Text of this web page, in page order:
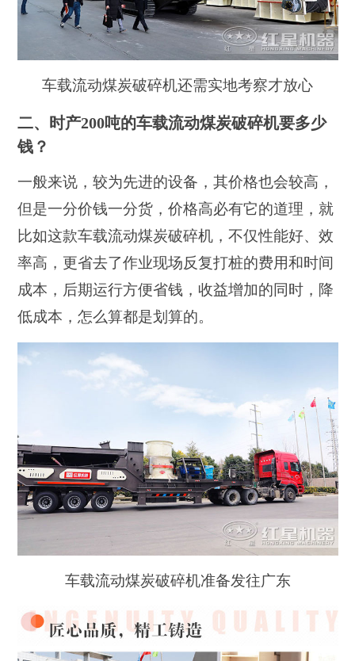
车载流动煤炭破碎机还需实地考察才放心
二、时产200吨的车载流动煤炭破碎机要多少
钱？
一般来说，较为先进的设备，其价格也会较高，
但是一分价钱一分货，价格高必有它的道理，就
比如这款车载流动煤炭破碎机，不仅性能好、效
率高，更省去了作业现场反复打桩的费用和时间
成本，后期运行方便省钱，收益增加的同时，降
低成本，怎么算都是划算的。
车载流动煤炭破碎机准备发往广东